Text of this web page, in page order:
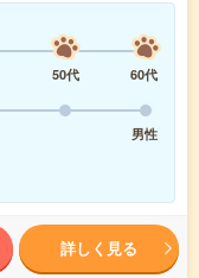
50代
60代
男性
詳しく見る